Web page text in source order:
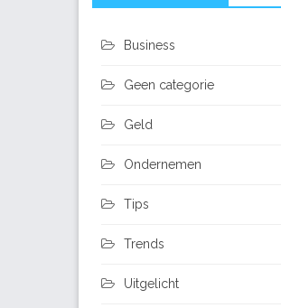
Business
Geen categorie
Geld
Ondernemen
Tips
Trends
Uitgelicht